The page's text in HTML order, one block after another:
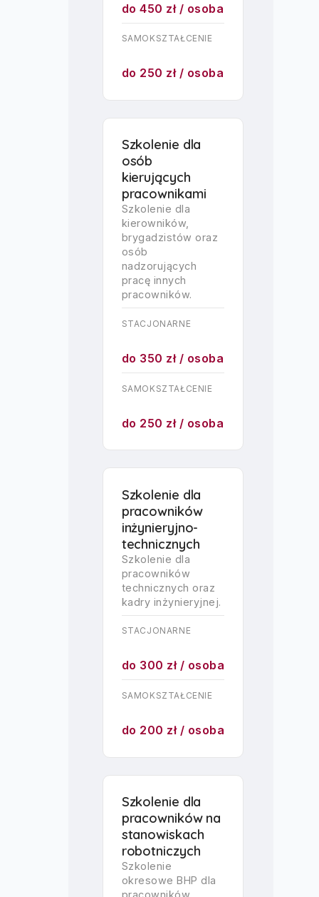
do 450 zł / osoba
SAMOKSZTAŁCENIE
do 250 zł / osoba
Szkolenie dla
osób
kierujących
pracownikami
Szkolenie dla
kierowników,
brygadzistów oraz
osób
nadzorujących
pracę innych
pracowników.
STACJONARNE
do 350 zł / osoba
SAMOKSZTAŁCENIE
do 250 zł / osoba
Szkolenie dla
pracowników
inżynieryjno-
technicznych
Szkolenie dla
pracowników
technicznych oraz
kadry inżynieryjnej.
STACJONARNE
do 300 zł / osoba
SAMOKSZTAŁCENIE
do 200 zł / osoba
Szkolenie dla
pracowników na
stanowiskach
robotniczych
Szkolenie
okresowe BHP dla